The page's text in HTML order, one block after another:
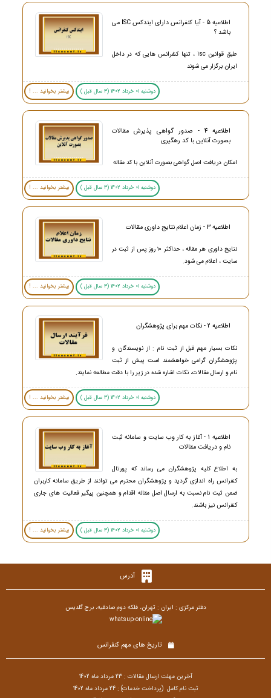
اطلاعیه 5 - آیا کنفرانس دارای ایندکس ISC می
باشد ؟
طبق قوانین isc ، تنها کنفرانس هایی که در داخل
ایران برگزار می شوند
دوشنبه 01 خرداد 1402 (3 سال قبل ) بیشتر بخوانید ... !
اطلاعیه 4 - صدور گواهی پذیرش مقالات
بصورت آنلاین با کد رهگیری
امکان دریافت اصل گواهی بصورت آنلاین با کد مقاله
دوشنبه 01 خرداد 1402 (3 سال قبل ) بیشتر بخوانید ... !
اطلاعیه 3 - زمان اعلام نتایج داوری مقالات
نتایج داوری هر مقاله ، حداکثر ۱۰ روز پس از ثبت در
سایت ، اعلام می شود.
دوشنبه 01 خرداد 1402 (3 سال قبل ) بیشتر بخوانید ... !
اطلاعیه 2 - نکات مهم برای پژوهشگران
نکات بسیار مهم قبل از ثبت نام : از نویسندگان و
پژوهشگران گرامی خواهشمند است پیش از ثبت
نام و ارسال مقالات، نکات اشاره شده در زیر را با دقت مطالعه نمایند.
دوشنبه 01 خرداد 1402 (3 سال قبل ) بیشتر بخوانید ... !
اطلاعیه 1 - آغاز به کار وب سایت و سامانه ثبت
نام و دریافت مقالات
به اطلاع کلیه پژوهشگران می رساند که پورتال
کنفرانس راه اندازی گردید و پژوهشگران محترم می توانند از طریق سامانه کاربران
ضمن ثبت نام نسبت به ارسال اصل مقاله اقدام و همچنین پیگیر فعالیت های جاری
کنفرانس نیز باشند.
دوشنبه 01 خرداد 1402 (3 سال قبل ) بیشتر بخوانید ... !
آدرس
دفتر مرکزی : ایران : تهران، فلکه دوم صادقیه، برج گلدیس
تاریخ های مهم کنفرانس
آخرین مهلت ارسال مقالات : 23 مرداد ماه 1402
ثبت نام کامل (پرداخت خدمات) : 24
مرداد ماه 1402